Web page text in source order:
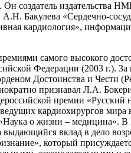
Он создатель
Бакулева «Сердечно-
кардиология»,
самого высокого
Федерации (2003 г.).
Достоинства и Чести
признавал Л.А.
премии
кардиохирургов мира
о жизни – медицина». В
вклад в дело
который